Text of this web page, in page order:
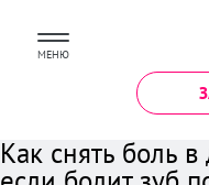
МЕНЮ
Как снять боль